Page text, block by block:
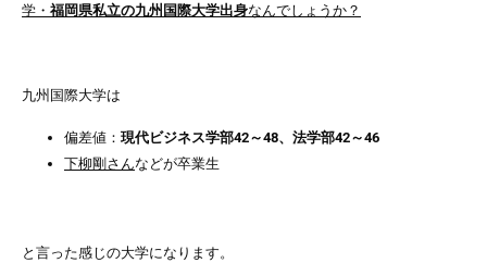
学・ 福岡県私立の九州国際大学出身なんでしょうか？
九州国際大学は
偏差値： 現代ビジネス学部42～48、法学部42～46
下柳剛さんなどが卒業生
と言った感じの大学になります。